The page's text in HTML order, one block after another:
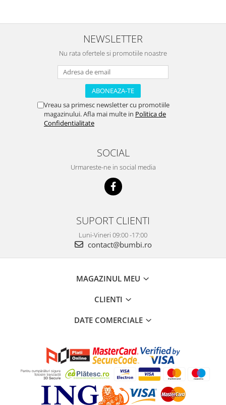
NEWSLETTER
Nu rata ofertele si promotiile noastre
Vreau sa primesc newsletter cu promotiile
magazinului. Afla mai multe in Politica de
Confidentialitate
SOCIAL
Urmareste-ne in social media
SUPORT CLIENTI
Luni-Vineri 09:00 -17:00
contact@bumbi.ro
MAGAZINUL MEU
CLIENTI
DATE COMERCIALE